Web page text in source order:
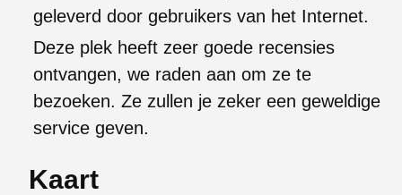
geleverd door gebruikers van het Internet.
Deze plek heeft zeer goede recensies
ontvangen, we raden aan om ze te
bezoeken. Ze zullen je zeker een geweldige
service geven.
Kaart